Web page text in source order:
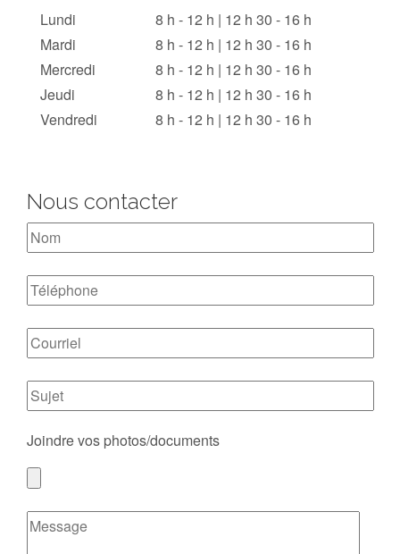
Lundi
Mardi
Mercredi
Jeudi
Vendredi
8 h - 12 h | 12 h 30 - 16 h
8 h - 12 h | 12 h 30 - 16 h
8 h - 12 h | 12 h 30 - 16 h
8 h - 12 h | 12 h 30 - 16 h
8 h - 12 h | 12 h 30 - 16 h
Nous contacter
Joindre vos photos/documents